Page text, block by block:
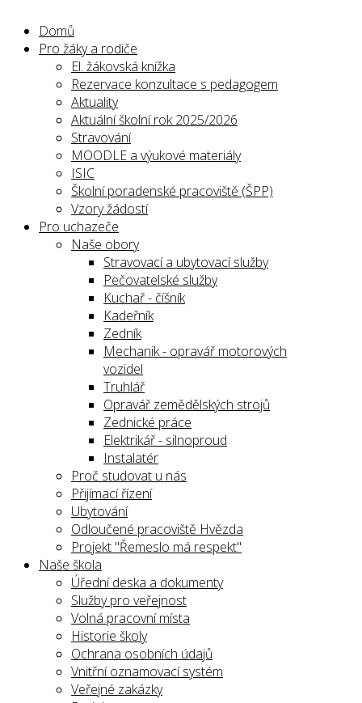
Domů
Pro žáky a rodiče
El. žákovská knížka
Rezervace konzultace s pedagogem
Aktuality
Aktuální školní rok 2025/2026
Stravování
MOODLE a výukové materiály
ISIC
Školní poradenské pracoviště (ŠPP)
Vzory žádostí
Pro uchazeče
Naše obory
Stravovací a ubytovací služby
Pečovatelské služby
Kuchař - číšník
Kadeřník
Zedník
Mechanik - opravář motorových
vozidel
Truhlář
Opravář zemědělských strojů
Zednické práce
Elektrikář - silnoproud
Instalatér
Proč studovat u nás
Přijímací řízení
Ubytování
Odloučené pracoviště Hvězda
Projekt "Řemeslo má respekt"
Naše škola
Úřední deska a dokumenty
Služby pro veřejnost
Volná pracovní místa
Historie školy
Ochrana osobních údajů
Vnitřní oznamovací systém
Veřejné zakázky